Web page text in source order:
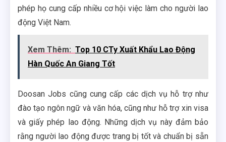
phép họ cung cấp nhiều cơ hội việc làm cho người lao
động Việt Nam.
Xem Thêm: Top 10 CTy Xuất Khẩu Lao Động
Hàn Quốc An Giang Tốt
Doosan Jobs cũng cung cấp các dịch vụ hỗ trợ như
đào tạo ngôn ngữ và văn hóa, cũng như hỗ trợ xin visa
và giấy phép lao động. Những dịch vụ này đảm bảo
rằng người lao động được trang bị tốt và chuẩn bị sẵn